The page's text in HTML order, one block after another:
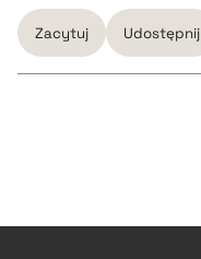
Zacytuj Udostępnij